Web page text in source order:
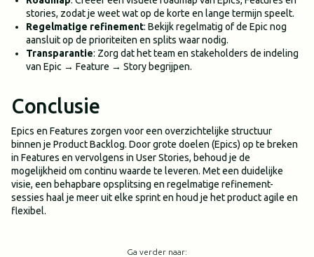
stories, zodat je weet wat op de korte en lange termijn speelt.
Regelmatige refinement: Bekijk regelmatig of de Epic nog
aansluit op de prioriteiten en splits waar nodig.
Transparantie: Zorg dat het team en stakeholders de indeling
van Epic → Feature → Story begrijpen.
Conclusie
Epics en Features zorgen voor een overzichtelijke structuur
binnen je Product Backlog. Door grote doelen (Epics) op te breken
in Features en vervolgens in User Stories, behoud je de
mogelijkheid om continu waarde te leveren. Met een duidelijke
visie, een behapbare opsplitsing en regelmatige refinement-
sessies haal je meer uit elke sprint en houd je het product agile en
flexibel.
Ga verder naar: